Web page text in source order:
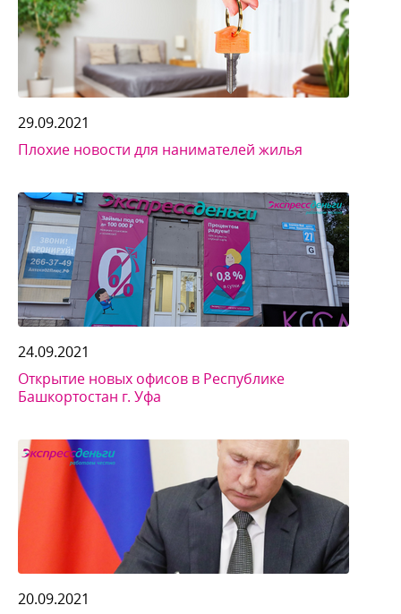
29.09.2021
Плохие новости для нанимателей жилья
24.09.2021
Открытие новых офисов в Республике
Башкортостан г. Уфа
20.09.2021